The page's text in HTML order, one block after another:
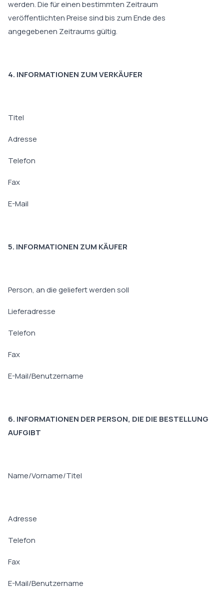
werden. Die für einen bestimmten Zeitraum
veröffentlichten Preise sind bis zum Ende des
angegebenen Zeitraums gültig.
4. INFORMATIONEN ZUM VERKÄUFER
Titel
Adresse
Telefon
Fax
E-Mail
5. INFORMATIONEN ZUM KÄUFER
Person, an die geliefert werden soll
Lieferadresse
Telefon
Fax
E-Mail/Benutzername
6. INFORMATIONEN DER PERSON, DIE DIE BESTELLUNG
AUFGIBT
Name/Vorname/Titel
Adresse
Telefon
Fax
E-Mail/Benutzername